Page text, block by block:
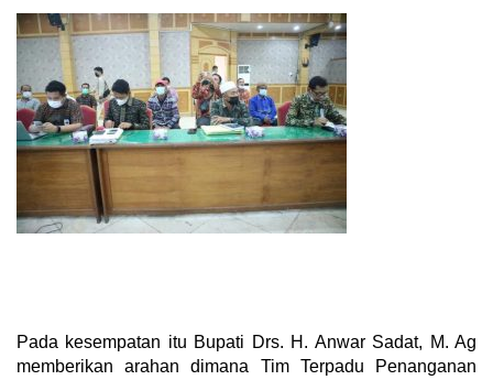
Pada kesempatan itu Bupati Drs. H. Anwar Sadat, M. Ag
memberikan arahan dimana Tim Terpadu Penanganan